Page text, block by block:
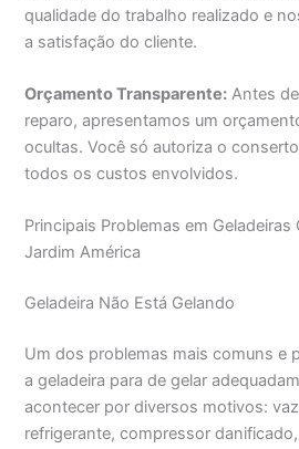
qualidade do trabalho realizado e
a satisfação do cliente.
Orçamento Transparente: Antes
reparo, apresentamos um
ocultas. Você só autoriza o
todos os custos envolvidos.
Principais Problemas em
Jardim América
Geladeira Não Está Gelando
Um dos problemas mais comuns e
a geladeira para de gelar
acontecer por diversos motivos:
refrigerante, compressor